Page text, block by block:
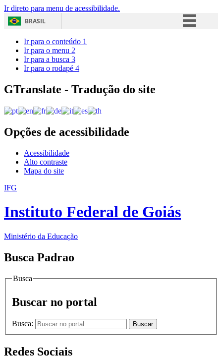
Ir direto para menu de acessibilidade.
BRASIL
Acesso à informação
Ir para o conteúdo 1
Ir para o menu 2
Ir para a busca 3
Ir para o rodapé 4
GTranslate - Tradução do site
Opções de acessibilidade
Acessibilidade
Alto contraste
Mapa do site
IFG
Instituto Federal de Goiás
Ministério da Educação
Busca Padrao
Busca
Buscar no portal
Busca: Buscar
Redes Sociais